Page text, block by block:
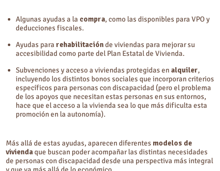
Algunas ayudas a la compra, como las disponibles para VPO y
deducciones fiscales.
Ayudas para rehabilitaciónde viviendas para mejorar su
accesibilidad como parte del Plan Estatal de Vivienda.
Subvenciones y acceso a viviendas protegidas en alquiler,
incluyendo los distintos bonos sociales que incorporan criterios
específicos para personas con discapacidad (pero el problema
de los apoyos que necesitan estas personas en sus entornos,
hace que el acceso a la vivienda sea lo que más dificulta esta
promoción en la autonomía).
Más allá de estas ayudas, aparecen diferentes modelos de
viviendaque buscan poder acompañar las distintas necesidades
de personas con discapacidad desde una perspectiva más integral